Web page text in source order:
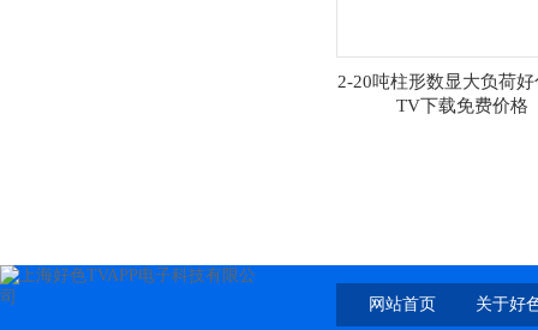
2-20吨柱形数显大负荷
TV下载免费价格
网站首页 关于好